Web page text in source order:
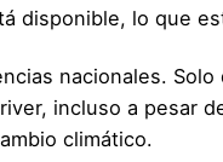
disponible, lo que
nacionales.
incluso a pesar
climático.